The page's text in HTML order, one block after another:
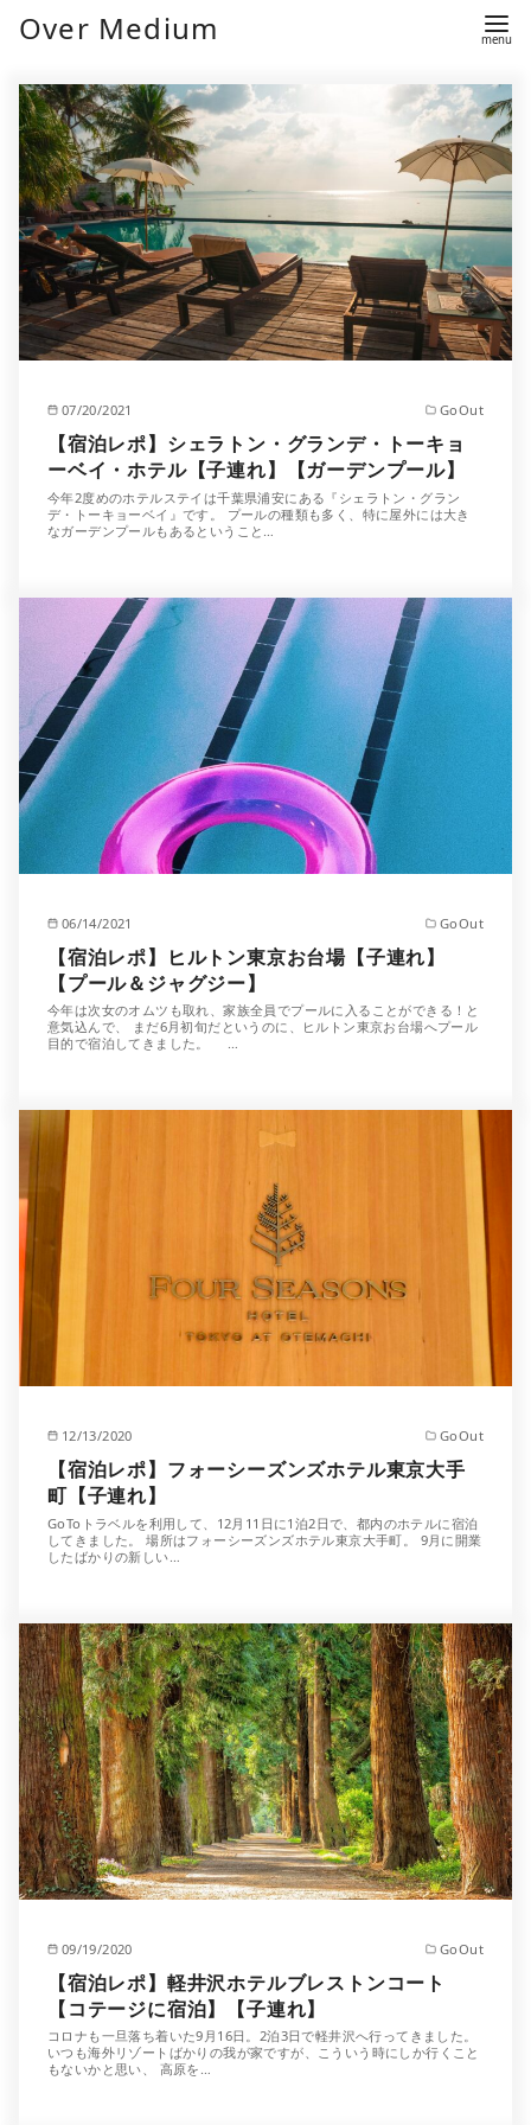
Over Medium
07/20/2021 GoOut
【宿泊レポ】シェラトン・グランデ・トーキョ
ーベイ・ホテル【子連れ】【ガーデンプール】
今年2度めのホテルステイは千葉県浦安にある『シェラトン・グラン
デ・トーキョーベイ』です。 プールの種類も多く、特に屋外には大き
なガーデンプールもあるということ…
06/14/2021 GoOut
【宿泊レポ】ヒルトン東京お台場【子連れ】
【プール＆ジャグジー】
今年は次女のオムツも取れ、家族全員でプールに入ることができる！と
意気込んで、 まだ6月初旬だというのに、ヒルトン東京お台場へプール
目的で宿泊してきました。 …
12/13/2020 GoOut
【宿泊レポ】フォーシーズンズホテル東京大手
町【子連れ】
GoToトラベルを利用して、12月11日に1泊2日で、都内のホテルに宿泊
してきました。 場所はフォーシーズンズホテル東京大手町。 9月に開業
したばかりの新しい…
09/19/2020 GoOut
【宿泊レポ】軽井沢ホテルブレストンコート
【コテージに宿泊】【子連れ】
コロナも一旦落ち着いた9月16日。2泊3日で軽井沢へ行ってきました。
いつも海外リゾートばかりの我が家ですが、こういう時にしか行くこと
もないかと思い、 高原を…